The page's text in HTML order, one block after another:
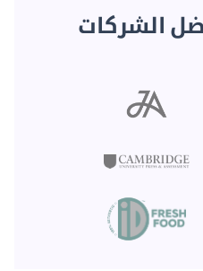
الشركات